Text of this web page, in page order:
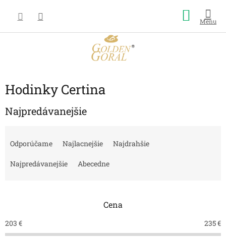
obsah
košík
Hodinky Certina
Najpredávanejšie
r
o
Odporúčame Najlacnejšie Najdrahšie
Najpredávanejšie Abecedne
Cena
203 € 235€